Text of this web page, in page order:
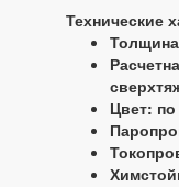
Технические
Цвет: по